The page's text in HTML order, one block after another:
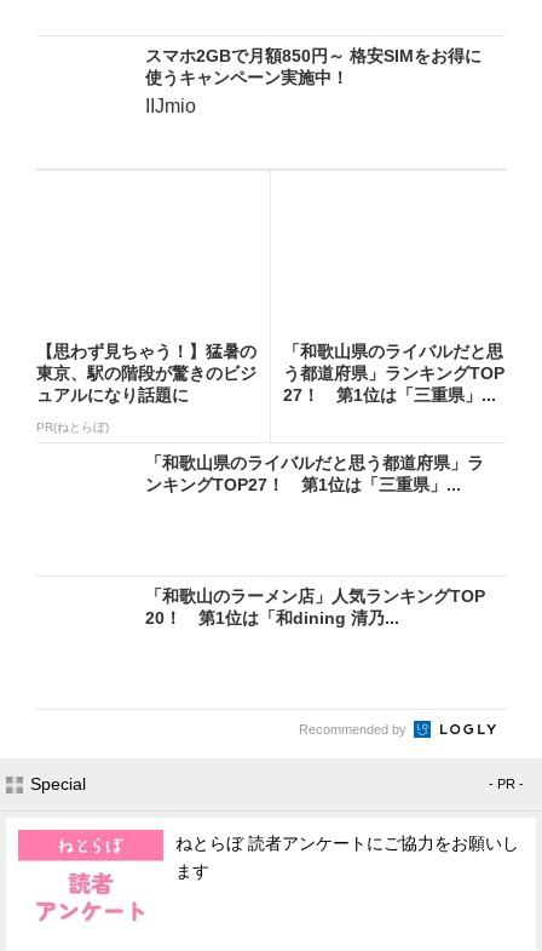
スマホ2GBで月額850円～ 格安SIMをお得に
使うキャンペーン実施中！
IIJmio
【思わず見ちゃう！】猛暑の
東京、駅の階段が驚きのビジ
ュアルになり話題に
PR(ねとらぼ)
「和歌山県のライバルだと思
う都道府県」ランキングTOP
27！ 第1位は「三重県」...
「和歌山県のライバルだと思う都道府県」ラ
ンキングTOP27！ 第1位は「三重県」...
「和歌山のラーメン店」人気ランキングTOP
20！ 第1位は「和dining 清乃...
Recommended by
Special - PR -
ねとらぼ 読者アンケートにご協力をお願いし
ます